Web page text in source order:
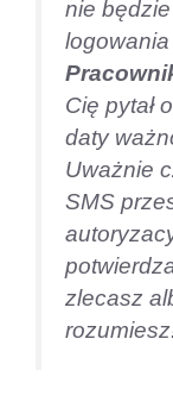
nie będzie
Cię pytał
daty
Uważnie
SMS
zlecasz